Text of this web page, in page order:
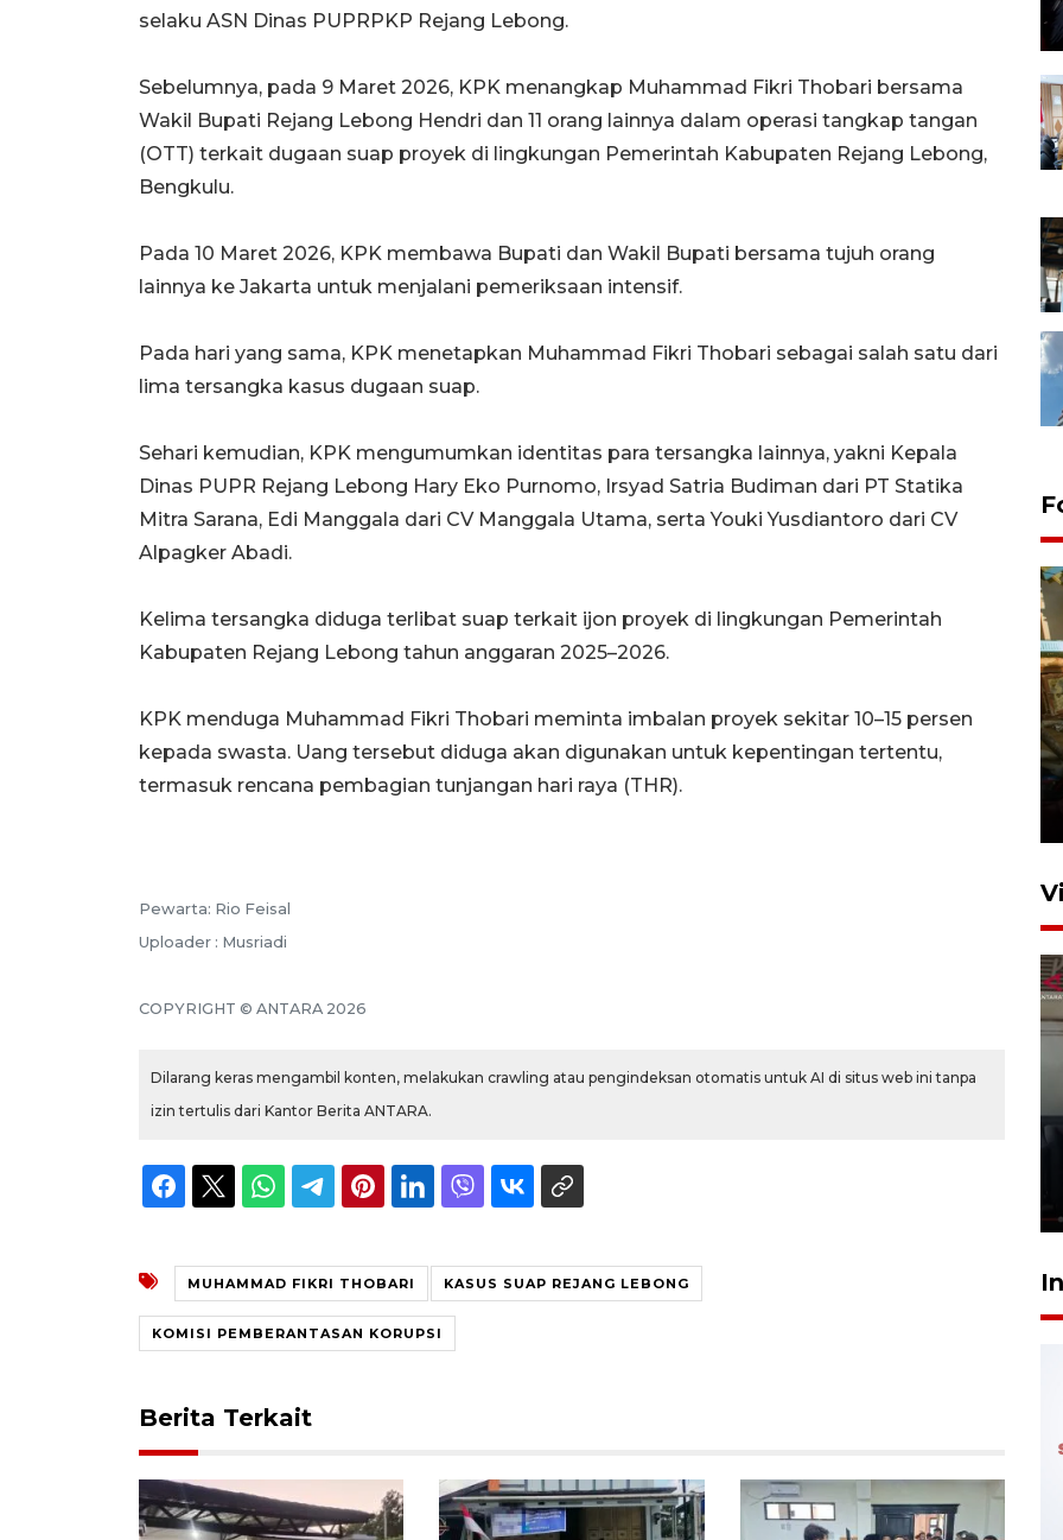
selaku ASN Dinas PUPRPKP Rejang Lebong.
Sebelumnya, pada 9 Maret 2026, KPK menangkap Muhammad Fikri Thobari bersama
Wakil Bupati Rejang Lebong Hendri dan 11 orang lainnya dalam operasi tangkap tangan
(OTT) terkait dugaan suap proyek di lingkungan Pemerintah Kabupaten Rejang Lebong,
Bengkulu.
Pada 10 Maret 2026, KPK membawa Bupati dan Wakil Bupati bersama tujuh orang
lainnya ke Jakarta untuk menjalani pemeriksaan intensif.
Pada hari yang sama, KPK menetapkan Muhammad Fikri Thobari sebagai salah satu dari
lima tersangka kasus dugaan suap.
Sehari kemudian, KPK mengumumkan identitas para tersangka lainnya, yakni Kepala
Dinas PUPR Rejang Lebong Hary Eko Purnomo, Irsyad Satria Budiman dari PT Statika
Mitra Sarana, Edi Manggala dari CV Manggala Utama, serta Youki Yusdiantoro dari CV
Alpagker Abadi.
Kelima tersangka diduga terlibat suap terkait ijon proyek di lingkungan Pemerintah
Kabupaten Rejang Lebong tahun anggaran 2025–2026.
KPK menduga Muhammad Fikri Thobari meminta imbalan proyek sekitar 10–15 persen
kepada swasta. Uang tersebut diduga akan digunakan untuk kepentingan tertentu,
termasuk rencana pembagian tunjangan hari raya (THR).
Pewarta: Rio Feisal
Uploader : Musriadi
COPYRIGHT © ANTARA 2026
Dilarang keras mengambil konten, melakukan crawling atau pengindeksan otomatis untuk AI di situs web ini tanpa
izin tertulis dari Kantor Berita ANTARA.
MUHAMMAD FIKRI THOBARI KASUS SUAP REJANG LEBONG
KOMISI PEMBERANTASAN KORUPSI
Berita Terkait
Foto: Lokasi ledakan bom
rakitan di Padang